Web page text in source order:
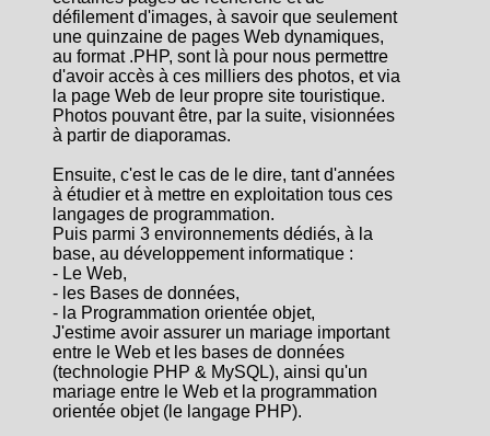
défilement d'images, à savoir que seulement
une quinzaine de pages Web dynamiques,
au format .PHP, sont là pour nous permettre
d'avoir accès à ces milliers des photos, et via
la page Web de leur propre site touristique.
Photos pouvant être, par la suite, visionnées
à partir de diaporamas.
Ensuite, c'est le cas de le dire, tant d'années
à étudier et à mettre en exploitation tous ces
langages de programmation.
Puis parmi 3 environnements dédiés, à la
base, au développement informatique :
- Le Web,
- les Bases de données,
- la Programmation orientée objet,
J'estime avoir assurer un mariage important
entre le Web et les bases de données
(technologie PHP & MySQL), ainsi qu'un
mariage entre le Web et la programmation
orientée objet (le langage PHP).